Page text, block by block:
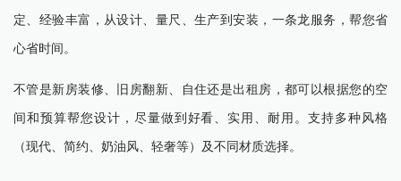
定、经验丰富，从设计、量尺、生产到安装，一条龙服务，帮您省
心省时间。
不管是新房装修、旧房翻新、自住还是出租房，都可以根据您的空
间和预算帮您设计，尽量做到好看、实用、耐用。支持多种风格
（现代、简约、奶油风、轻奢等）及不同材质选择。